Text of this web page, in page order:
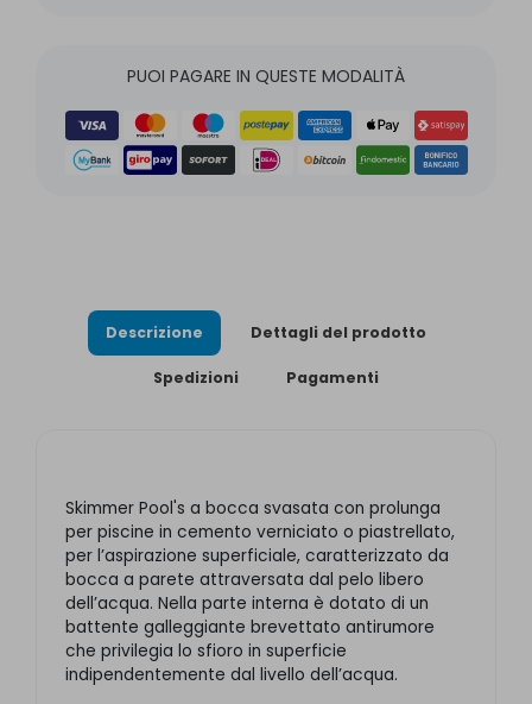
PUOI PAGARE IN QUESTE MODALITÀ
Descrizione Dettagli del prodotto
Spedizioni Pagamenti
Skimmer Pool's a bocca svasata con prolunga
per piscine in cemento verniciato o piastrellato,
per l’aspirazione superficiale, caratterizzato da
bocca a parete attraversata dal pelo libero
dell’acqua. Nella parte interna è dotato di un
battente galleggiante brevettato antirumore
che privilegia lo sfioro in superficie
indipendentemente dal livello dell’acqua.